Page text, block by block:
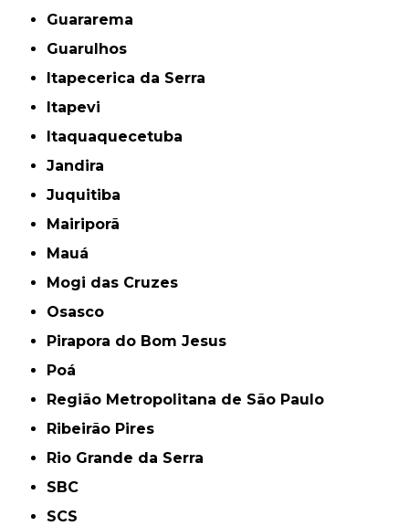
Guararema
Guarulhos
Itapecerica da Serra
Itapevi
Itaquaquecetuba
Jandira
Juquitiba
Mairiporã
Mauá
Mogi das Cruzes
Osasco
Pirapora do Bom Jesus
Poá
Região Metropolitana de São Paulo
Ribeirão Pires
Rio Grande da Serra
SBC
SCS